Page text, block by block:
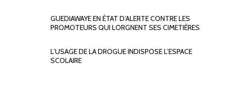
GUEDIAWAYE EN ÉTAT D’ALERTE CONTRE LES
PROMOTEURS QUI LORGNENT SES CIMETIÈRES
L’USAGE DE LA DROGUE INDISPOSE L’ESPACE
SCOLAIRE